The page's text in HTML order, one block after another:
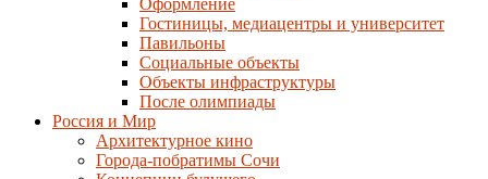
Оформление
Гостиницы, медиацентры и университет
Павильоны
Социальные объекты
Объекты инфраструктуры
После олимпиады
Россия и Мир
Архитектурное кино
Города-побратимы Сочи